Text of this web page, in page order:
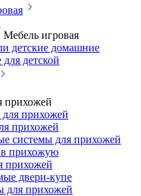
Мебель игровая
детские домашние
детской
прихожей
прихожей
прихожей
системы для прихожей
прихожую
прихожей
двери-купе
для прихожей